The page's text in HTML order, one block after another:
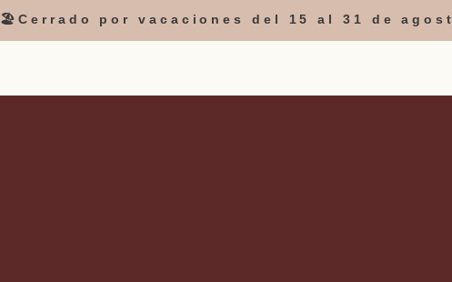
🏖️Cerrado por vacaciones del 15 al 31 de